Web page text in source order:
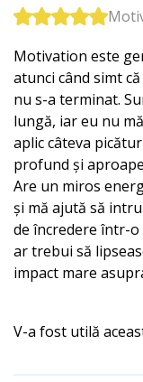
Motivation este
atunci când simt
nu s-a terminat.
lungă, iar eu nu
aplic câteva
profund și
Are un miros
și mă ajută să
de încredere într-o
ar trebui să
impact mare
V-a fost utilă